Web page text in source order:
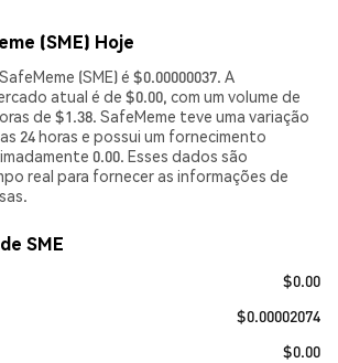
(SME) Hoje
(SME) é $0.00000037. A
atual é de $0.00, com um volume de
de $1.38. SafeMeme teve uma variação
24 horas e possui um fornecimento
0.00. Esses dados são
real para fornecer as informações de
SME
$0.00
$0.00002074
$0.00